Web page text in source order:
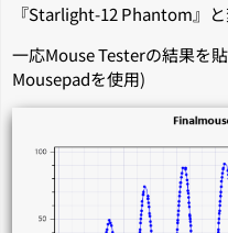
『Starlight-12 Phantom』と
一応Mouse Testerの結果を
Mousepadを使用)